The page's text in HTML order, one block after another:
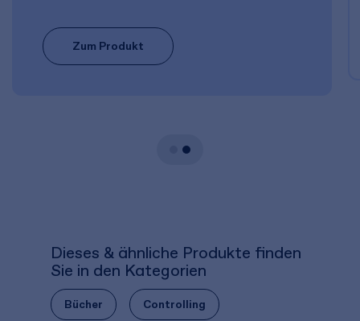
Zum Produkt
Dieses & ähnliche Produkte finden
Sie in den Kategorien
Bücher Controlling